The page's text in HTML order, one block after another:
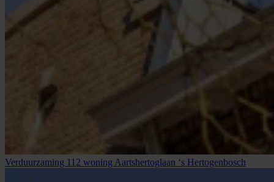
Verduurzaming 112 woning Aartshertoglaan ‘s Hertogenbosch